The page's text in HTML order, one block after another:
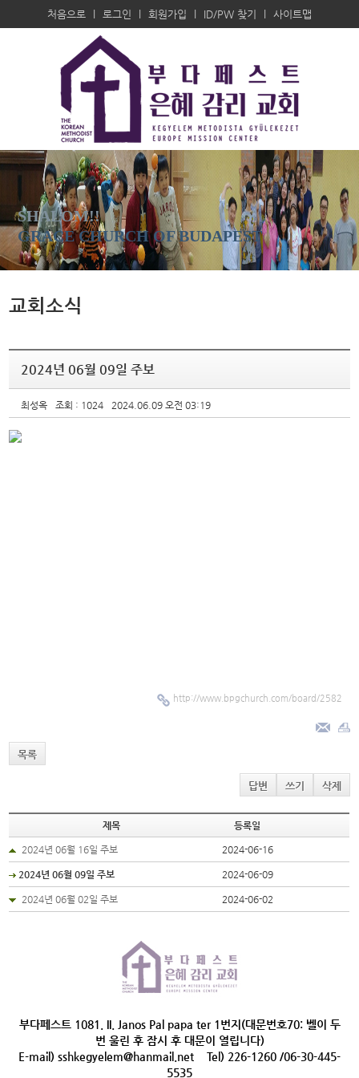
처음으로 로그인 회원가입 ID/PW 찾기 사이트맵
SHALOM!!
GRACE CHURCH OF BUDAPEST
교회소식
2024년 06월 09일 주보
최성옥 조회 : 1024 2024.06.09 오전 03:19
http://www.bpgchurch.com/board/2582
목록
답변 쓰기 삭제
제목 등록일
2024년 06월 16일 주보 2024-06-16
2024년 06월 09일 주보 2024-06-09
2024년 06월 02일 주보 2024-06-02
부다페스트 1081. II. Janos Pal papa ter 1번지(대문번호70: 벨이 두
번 울린 후 잠시 후 대문이 열립니다)
E-mail) sshkegyelem@hanmail.net Tel) 226-1260 /06-30-445-
5535